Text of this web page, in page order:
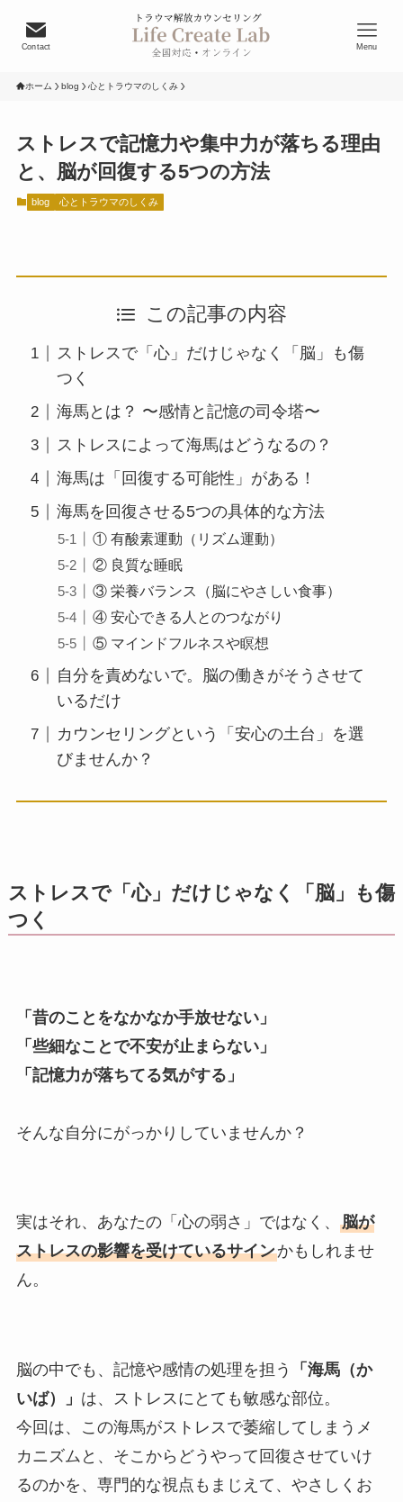
Contact Menu
ホーム blog 心とトラウマのしくみ
ストレスで記憶力や集中力が落ちる理由
と、脳が回復する5つの方法
blog 心とトラウマのしくみ
この記事の内容
ストレスで「心」だけじゃなく「脳」も傷
つく
海馬とは？ 〜感情と記憶の司令塔〜
ストレスによって海馬はどうなるの？
海馬は「回復する可能性」がある！
海馬を回復させる5つの具体的な方法
① 有酸素運動（リズム運動）
② 良質な睡眠
③ 栄養バランス（脳にやさしい食事）
④ 安心できる人とのつながり
⑤ マインドフルネスや瞑想
自分を責めないで。脳の働きがそうさせて
いるだけ
カウンセリングという「安心の土台」を選
びませんか？
ストレスで「心」だけじゃなく「脳」も傷
つく
「昔のことをなかなか手放せない」
「些細なことで不安が止まらない」
「記憶力が落ちてる気がする」
そんな自分にがっかりしていませんか？
実はそれ、あなたの「心の弱さ」ではなく、 脳が
ストレスの影響を受けているサインかもしれませ
ん。
脳の中でも、記憶や感情の処理を担う
「海馬（か
いば）」 は、ストレスにとても敏感な部位。
今回は、この海馬がストレスで萎縮してしまうメ
カニズムと、そこからどうやって回復させていけ
るのかを、専門的な視点もまじえて、やさしくお